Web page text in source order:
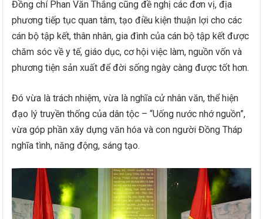
Đồng chí Phan Văn Thắng cũng đề nghị các đơn vị, địa
phương tiếp tục quan tâm, tạo điều kiện thuận lợi cho các
cán bộ tập kết, thân nhân, gia đình của cán bộ tập kết được
chăm sóc về y tế, giáo dục, cơ hội việc làm, nguồn vốn và
phương tiện sản xuất để đời sống ngày càng được tốt hơn.
Đó vừa là trách nhiệm, vừa là nghĩa cử nhân văn, thể hiện
đạo lý truyền thống của dân tộc – “Uống nước nhớ nguồn”,
vừa góp phần xây dựng văn hóa và con người Đồng Tháp
nghĩa tình, năng động, sáng tạo.